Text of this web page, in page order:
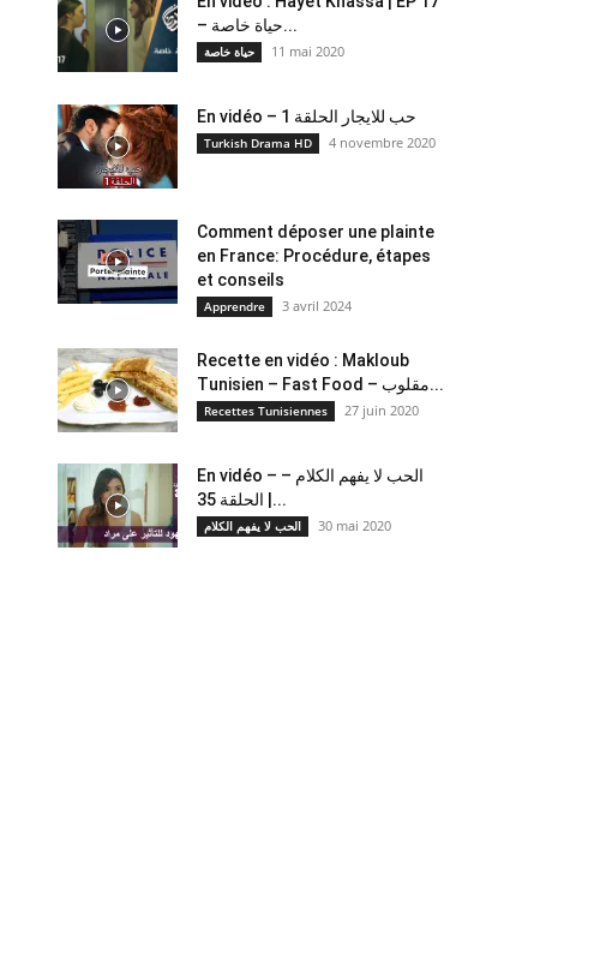
– حياة خاصة...
حياة خاصة 11 mai 2020
En vidéo – حب للايجار الحلقة 1
Turkish Drama HD 4 novembre 2020
Comment déposer une plainte
en France: Procédure, étapes
et conseils
Apprendre 3 avril 2024
Recette en vidéo : Makloub
Tunisien – Fast Food – مقلوب...
Recettes Tunisiennes 27 juin 2020
En vidéo – الحب لا يفهم الكلام –
الحلقة 35 |...
الحب لا يفهم الكلام 30 mai 2020